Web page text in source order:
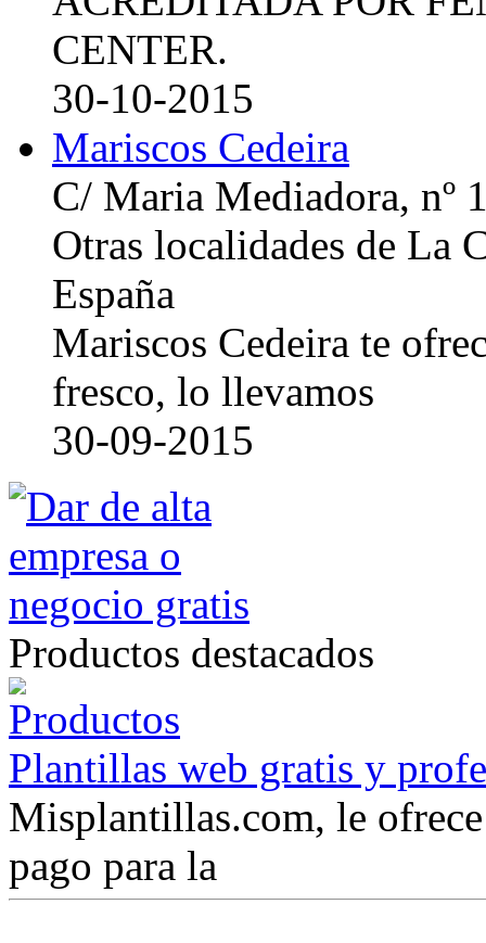
CENTER.
30-10-2015
Mariscos Cedeira
C/ Maria Mediadora, nº
Otras localidades de La
España
Mariscos Cedeira te
fresco, lo llevamos
30-09-2015
Productos destacados
Plantillas web gratis y
Misplantillas.com, le
pago para la